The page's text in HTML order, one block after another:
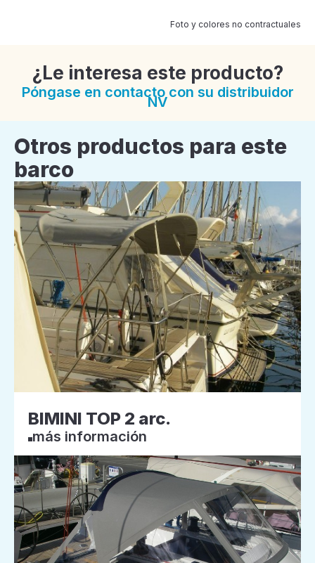
Foto y colores no contractuales
¿Le interesa este producto?
Póngase en contacto con su distribuidor
NV
Otros productos para este
barco
BIMINI TOP 2 arc.
más información